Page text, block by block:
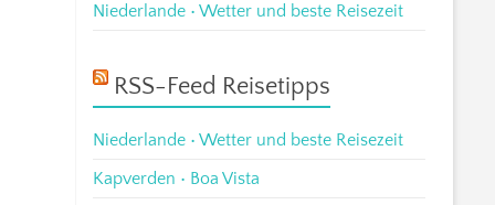
Niederlande • Wetter und beste Reisezeit
RSS-Feed Reisetipps
Niederlande • Wetter und beste Reisezeit
Kapverden • Boa Vista